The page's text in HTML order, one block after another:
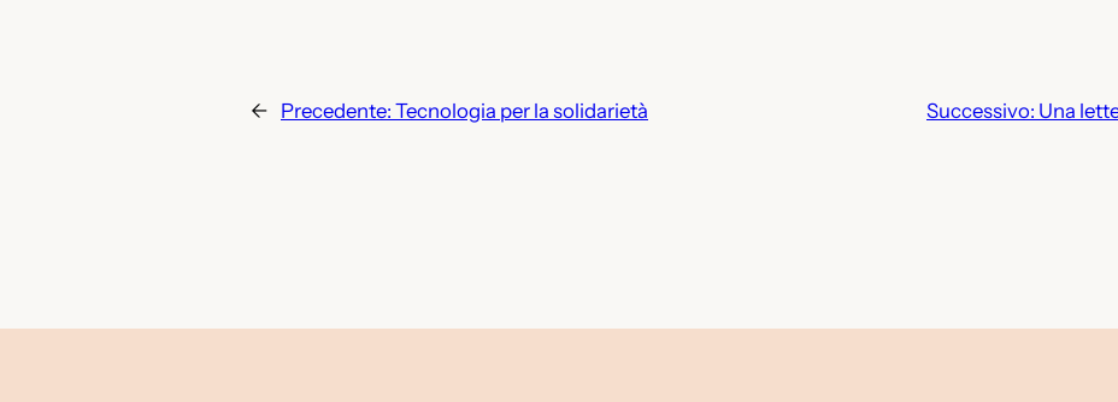
← Precedente: Tecnologia per la solidarietà Successivo: Una